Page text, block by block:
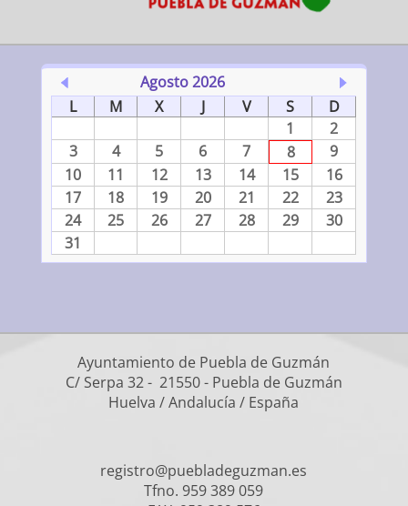
Agosto 2026
L
M X J V S
D
1
2
3
4 5 6 7 8
9
10
11 12 13 14 15
16
17
18 19 20 21 22
23
24
25 26 27 28 29
30
31
Ayuntamiento de Puebla de Guzmán
C/ Serpa 32 - 21550 - Puebla de Guzmán
Huelva / Andalucía / España
registro@puebladeguzman.es
Tfno. 959 389 059